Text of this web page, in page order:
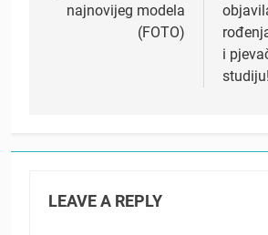
najnovijeg modela
(FOTO)
i
LEAVE A REPLY